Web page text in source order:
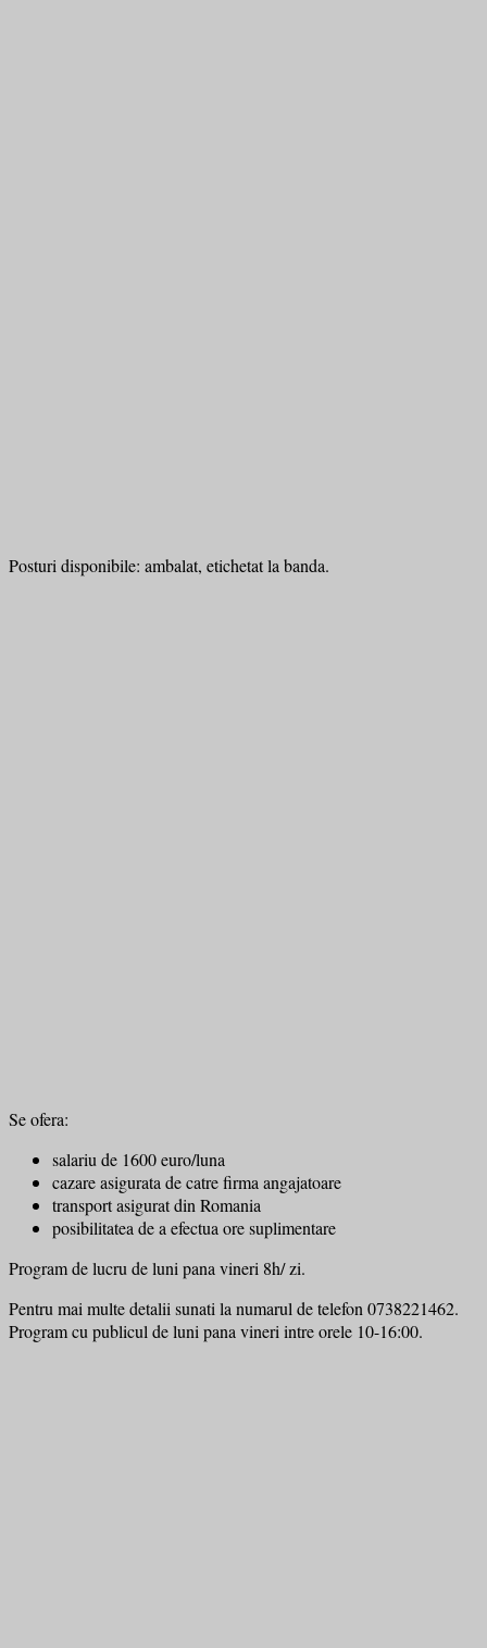
Posturi disponibile: ambalat, etichetat la banda.
Se ofera:
salariu de 1600 euro/luna
cazare asigurata de catre firma angajatoare
transport asigurat din Romania
posibilitatea de a efectua ore suplimentare
Program de lucru de luni pana vineri 8h/ zi.
Pentru mai multe detalii sunati la numarul de telefon 0738221462.
Program cu publicul de luni pana vineri intre orele 10-16:00.